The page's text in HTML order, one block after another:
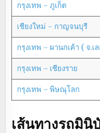
กรุงเทพ – ภูเก็ต
เชียงใหม่ – กาญจนบุรี
กรุงเทพ – ผานกเค้า ( จ.เ
กรุงเทพ – เชียงราย
กรุงเทพ – พิษณุโลก
เส้นทางรถมินิ